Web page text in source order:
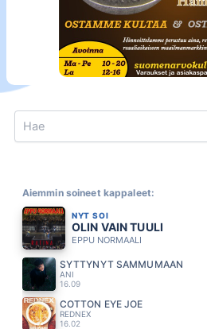
Search
Aiemmin soineet kappaleet:
NYT SOI
OLIN VAIN TUULI
EPPU NORMAALI
SYTTYNYT SAMMUMAAN
ANI
16.09
COTTON EYE JOE
REDNEX
16.02